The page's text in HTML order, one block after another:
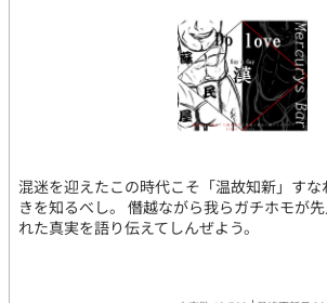
混迷を迎えたこの時代こそ「温故知新」す
きを知るべし。 僭越ながら我らガチホモが
れた真実を語り伝えてしんぜよう。